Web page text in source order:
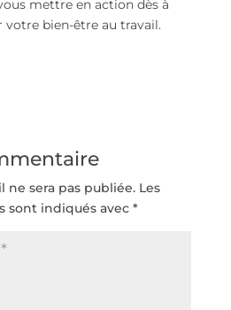
mettre en action dès à
votre bien-être au travail.
ne sera pas publiée. Les
sont indiqués avec *